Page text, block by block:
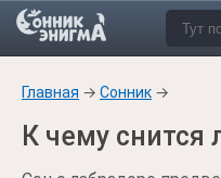
Главная → Сонник →
К чему снится